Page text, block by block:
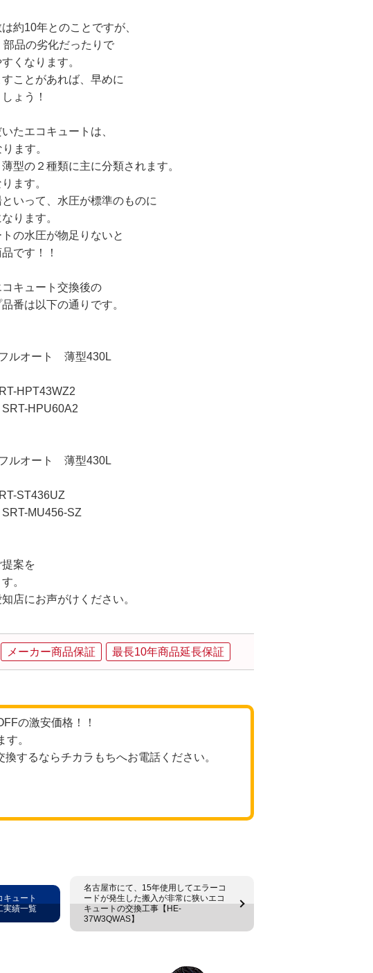
約10年とのことですが、
品の劣化だったりで
くなります。
ことがあれば、早めに
ょう！
たエコキュートは、
ます。
型の２種類に主に分類されます。
ます。
いって、水圧が標準のものに
ります。
の水圧が物足りないと
です！！
キュート交換後の
番は以下の通りです。
ルオート 薄型430L
HPT43WZ2
HPU60A2
ルオート 薄型430L
ST436UZ
MU456-SZ
案を
。
店にお声がけください。
メーカー商品保証 最長10年商品延長保証
の激安価格！！
。
するならチカラもちへお電話ください。
名古屋市にて、15年使用してエラーコ
ードが発生した搬入が非常に狭いエコ
キュートの交換工事【HE-
37W3QWAS】
キュート
実績一覧